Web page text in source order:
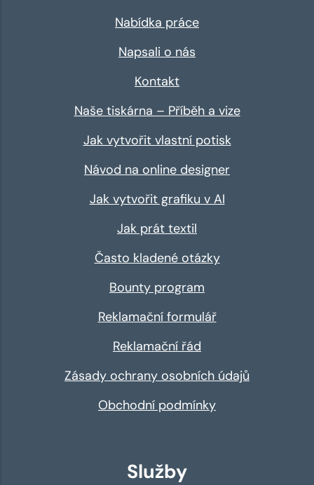
Nabídka práce
Napsali o nás
Kontakt
Naše tiskárna – Příběh a vize
Jak vytvořit vlastní potisk
Návod na online designer
Jak vytvořit grafiku v AI
Jak prát textil
Často kladené otázky
Bounty program
Reklamační formulář
Reklamační řád
Zásady ochrany osobních údajů
Obchodní podmínky
Služby